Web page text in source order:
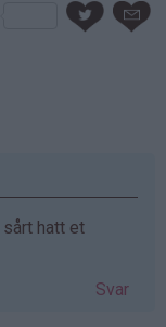
hatt et
Svar